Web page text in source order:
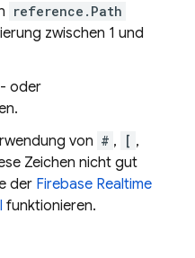
reference.Path
zwischen 1 und
oder
von # , [ ,
Zeichen nicht gut
der Firebase Realtime
funktionieren.